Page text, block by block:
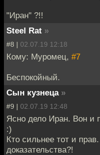
"Иран" ?!!
Steel Rat »
#8 | 02.07.19 12:18
Кому: Муромец, #7
Беспокойный.
Сын кузнеца »
#9 | 02.07.19 12:48
Ясно дело Иран. Вон и
:)
Кто сильнее тот и
доказательства?!